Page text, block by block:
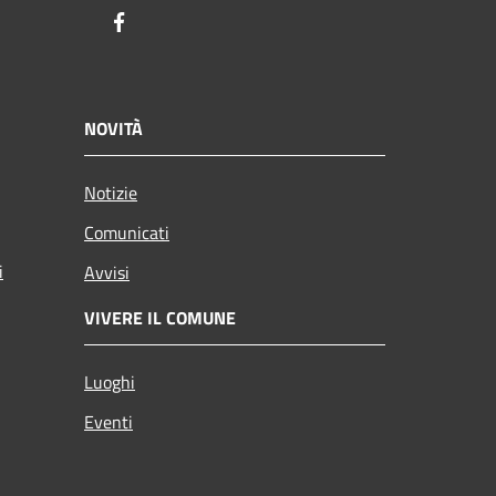
NOVITÀ
Notizie
Comunicati
Avvisi
VIVERE IL COMUNE
Luoghi
Eventi